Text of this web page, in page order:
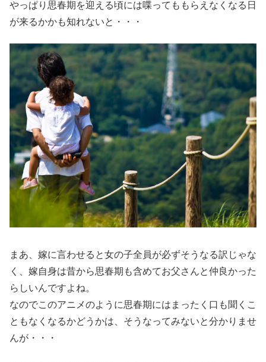
やっぱり思春期を迎える頃には喋ってももらえなくなる日
が来るかかも知れないと・・・
まあ、嫁に言わせると女の子全員が必ずそうなる訳じゃな
く、嫁自身は昔から思春期も含めてお父さんと仲良かった
らしいんですよね。
なのでこのアニメのように思春期にはまったく口も聞くこ
ともなくなるかどうかは、そうなってみないと分かりませ
んが・・・